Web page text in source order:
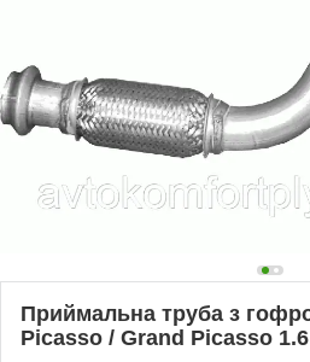
Приймальна труба з
Picasso / Grand Picasso